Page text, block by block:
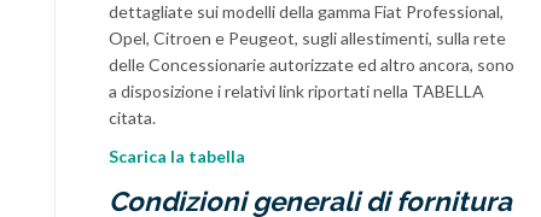
dettagliate sui modelli della gamma Fiat Professional,
Opel, Citroen e Peugeot, sugli allestimenti, sulla rete
delle Concessionarie autorizzate ed altro ancora, sono
a disposizione i relativi link riportati nella TABELLA
citata.
Scarica la tabella
Condizioni generali di fornitura